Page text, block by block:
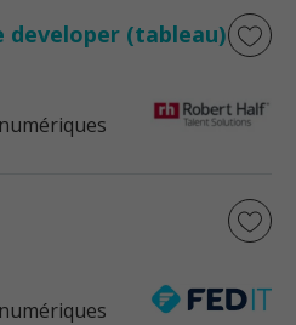
developer (tableau)